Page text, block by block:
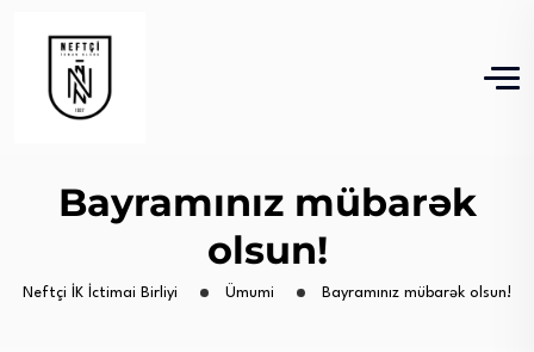
Bayramınız mübarək
olsun!
Neftçi İK İctimai Birliyi Ümumi Bayramınız mübarək olsun!